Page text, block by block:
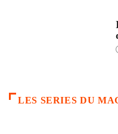
LES SERIES DU